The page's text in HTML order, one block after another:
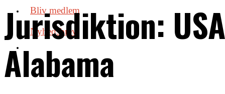
Bliv medlem
Nyhedsbrev
Jurisdiktion:
Alabama